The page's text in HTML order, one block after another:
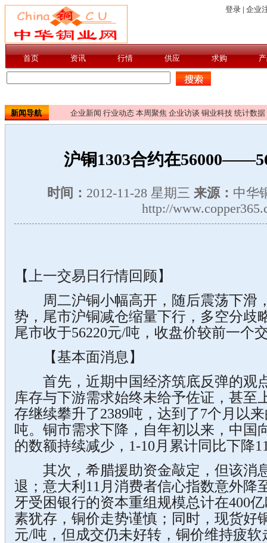
新闻导航 企业新闻 行业动态 本周聚焦 企业访谈 铜业科技 统计数据
沪铜1303合约在
时间： 2012-11-28 星期三 来源： 中华
http://
【上一交易日行情回顾】
周二沪铜小幅高开，随后震荡下滑
势，尾市沪铜减仓缩量下行，多空分歧
尾市收于56220元/吨，收盘价较前一个
【基本面消息】
首先，近期中国经济筑底反弹的观
库存与下游需求始终未给予佐证，甚至
存继续攀升了2389吨，达到了7个月以
吨。铜市需求下降，自年初以来，中国
的数额持续减少，1-10月累计同比下降
其次，希腊援助资金敲定，但该消
退；意大利11月消费者信心指数意外降
牙受困银行的资本重组规模总计在400
素犹存，铜价走势谨慎；同时，现货好
元/吨，但成交仍未好转，铜价维持疲